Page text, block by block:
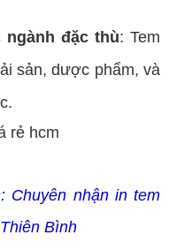
ngành đặc thù: Tem
sản, dược phẩm, và
Chuyên nhận in tem
Bình